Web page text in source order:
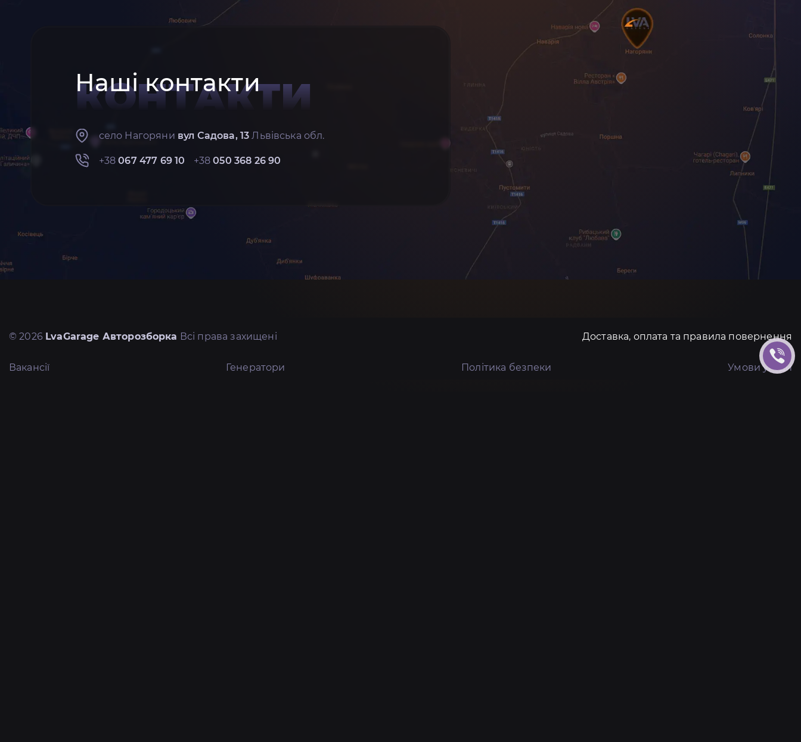
Наші контакти
КОНТАКТИ
село Нагоряни вул Садова, 13 Львівська обл.
+38067 477 69 10 +38050 368 26 90
© 2026 LvaGarage Авторозборка Всі права захищені Доставка, оплата та правила повернення
Вакансії Генератори Політика безпеки Умови угоди